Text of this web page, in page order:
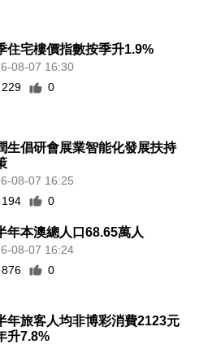
住宅樓價指數按季升1.9%
08-07 16:30
229
0
生倡研會展業智能化發展扶持
08-07 16:25
194
0
年本澳總人口68.65萬人
08-07 16:24
876
0
年旅客人均非博彩消費2123元
升7.8%